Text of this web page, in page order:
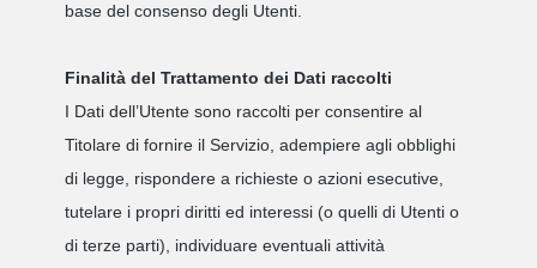
base del consenso degli Utenti.
Finalità del Trattamento dei Dati raccolti
I Dati dell’Utente sono raccolti per consentire al
Titolare di fornire il Servizio, adempiere agli obblighi
di legge, rispondere a richieste o azioni esecutive,
tutelare i propri diritti ed interessi (o quelli di Utenti o
di terze parti), individuare eventuali attività